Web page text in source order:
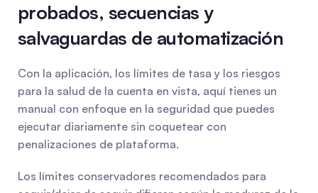
probados, secuencias y
salvaguardas de automatización
Con la aplicación, los límites de tasa y los riesgos
para la salud de la cuenta en vista, aquí tienes un
manual con enfoque en la seguridad que puedes
ejecutar diariamente sin coquetear con
penalizaciones de plataforma.
Los límites conservadores recomendados para